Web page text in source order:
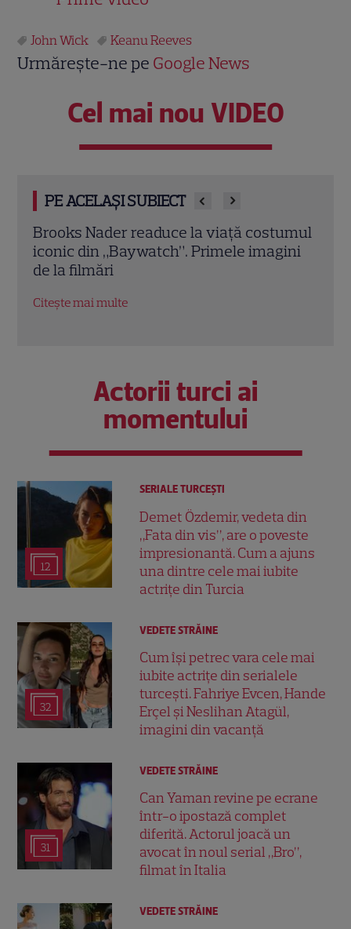
John Wick Keanu Reeves
Urmărește-ne pe Google News
Cel mai nou VIDEO
PE ACELAȘI SUBIECT
Demet Özdemir, vedeta din „Fata din
vis”, are o poveste impresionantă. Cum a
ajuns una dintre cele mai iubite actrițe
Actorii turci ai
momentului
12
SERIALE TURCEŞTI
Demet Özdemir, vedeta din
„Fata din vis”, are o poveste
impresionantă. Cum a ajuns
una dintre cele mai iubite
actrițe din Turcia
32
VEDETE STRĂINE
Cum își petrec vara cele mai
iubite actrițe din serialele
turcești. Fahriye Evcen, Hande
Erçel și Neslihan Atagül,
imagini din vacanță
31
VEDETE STRĂINE
Can Yaman revine pe ecrane
într-o ipostază complet
diferită. Actorul joacă un
avocat în noul serial „Bro”,
filmat în Italia
VEDETE STRĂINE